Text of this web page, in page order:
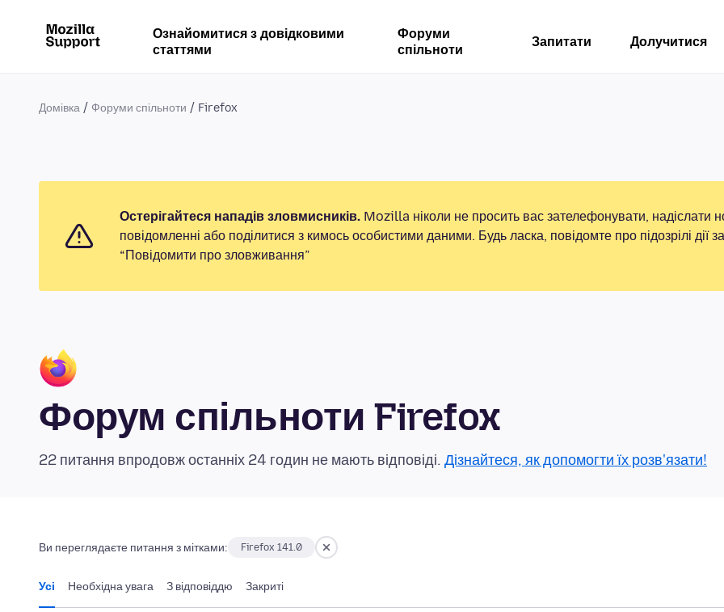
Ознайомитися з довідковими
статтями
Форуми
спільноти
Запитати Долучитися
Домівка Форуми спільноти Firefox
Остерігайтеся нападів зловмисників. Mozilla ніколи не просить вас зателефонувати, надіслати
повідомленні або поділитися з кимось особистими даними. Будь ласка, повідомте про підозрілі
“Повідомити про зловживання”
Форум спільноти Firefox
22 питання впродовж останніх 24 годин не мають відповіді. Дізнайтеся, як допомогти їх розв'язати!
Ви переглядаєте питання з мітками: Firefox 141.0
Усі Необхідна увага З відповіддю Закриті